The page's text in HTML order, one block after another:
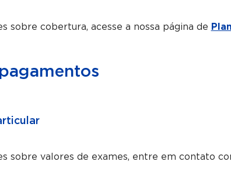
sobre cobertura, acesse a nossa página de
sobre valores de exames, entre em contato